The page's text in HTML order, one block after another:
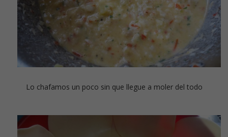
Lo chafamos un poco sin que llegue a moler del todo